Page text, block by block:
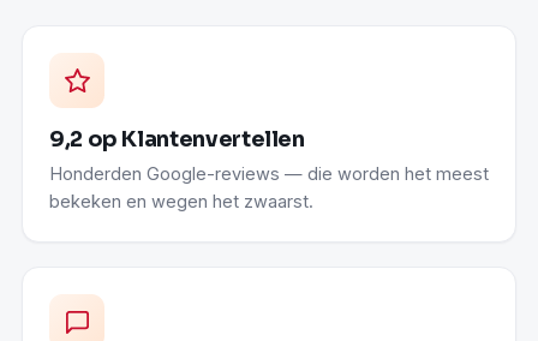
9,2 op Klantenvertellen
Honderden Google-reviews — die worden het meest
bekeken en wegen het zwaarst.